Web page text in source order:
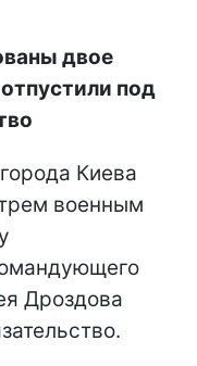
двое
под
Киева
военным
Дроздова